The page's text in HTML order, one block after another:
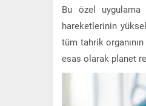
Bu özel
hareketlerinin
tüm tahrik
esas olarak planet